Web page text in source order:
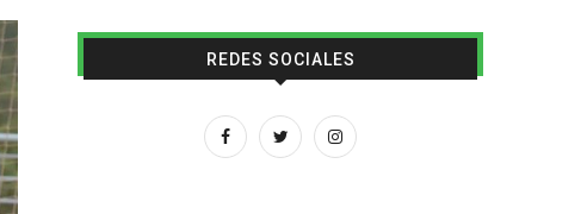
REDES SOCIALES